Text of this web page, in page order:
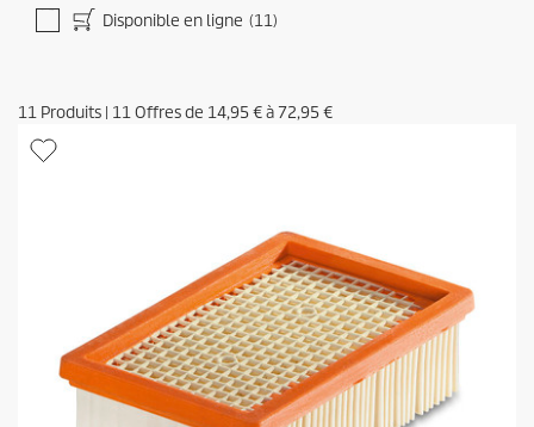
Disponible en ligne (11)
11 Produits | 11Offres de 14,95 €à72,95 €